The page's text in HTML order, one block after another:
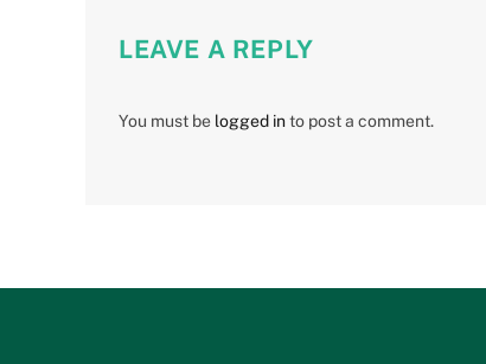
LEAVE A REPLY
You must be logged into post a comment.